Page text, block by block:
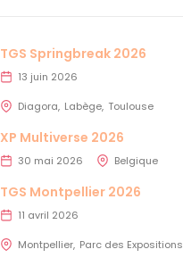
TGS Springbreak 2026
13 juin 2026
Diagora Labège Toulouse
XP Multiverse 2026
30 mai 2026 Belgique
TGS Montpellier 2026
11 avril 2026
Montpellier Parc des Expositions